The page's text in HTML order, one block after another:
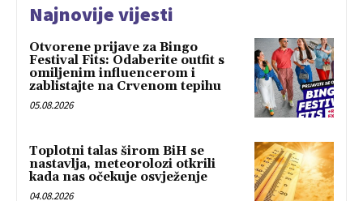
Najnovije vijesti
Otvorene prijave za Bingo
Festival Fits: Odaberite outfit s
omiljenim influencerom i
zablistajte na Crvenom tepihu
05.08.2026
Toplotni talas širom BiH se
nastavlja, meteorolozi otkrili
kada nas očekuje osvježenje
04.08.2026